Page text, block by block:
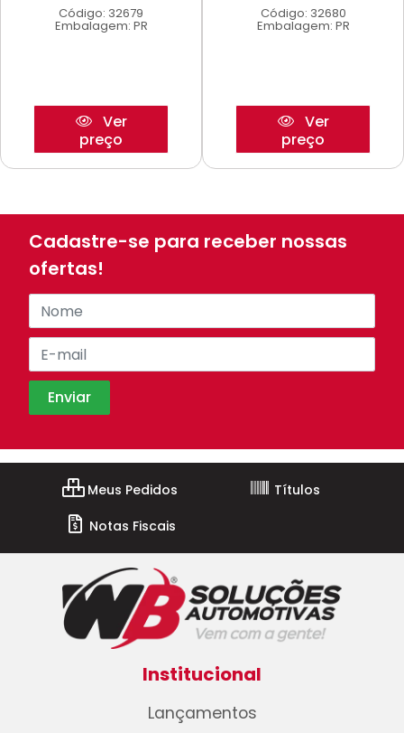
Código: 32679
Embalagem: PR
Ver
preço
Código: 32680
Embalagem: PR
Ver
preço
Cadastre-se para receber nossas
ofertas!
Meus Pedidos
Títulos
Notas Fiscais
Institucional
Lançamentos